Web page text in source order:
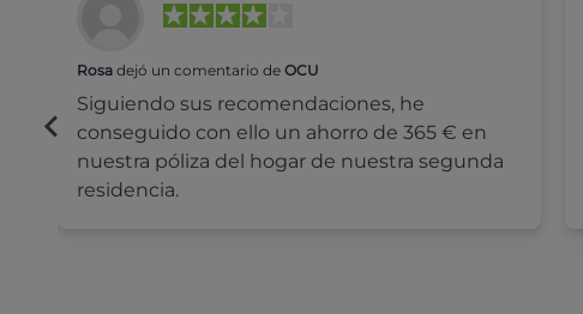
Rosa dejó un comentario de OCU
Siguiendo sus recomendaciones, he
conseguido con ello un ahorro de 365 € en
nuestra póliza del hogar de nuestra segunda
residencia.